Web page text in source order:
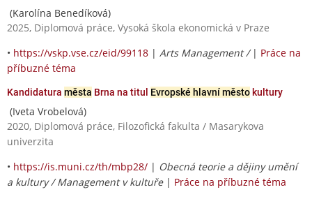
(Karolína Benedíková)
2025, Diplomová práce, Vysoká škola ekonomická v Praze
• https://vskp.vse.cz/eid/99118 | Arts Management / | Práce na
příbuzné téma
Kandidatura města Brna na titul Evropské hlavní město kultury
(Iveta Vrobelová)
2020, Diplomová práce, Filozofická fakulta / Masarykova
univerzita
• https://is.muni.cz/th/mbp28/ | Obecná teorie a dějiny umění
a kultury / Management v kultuře| Práce na příbuzné téma